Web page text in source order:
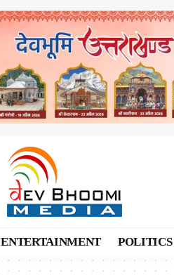
ENTERTAINMENT POLITICS